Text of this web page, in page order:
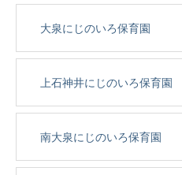
大泉にじのいろ保育園
上石神井にじのいろ保育園
南大泉にじのいろ保育園